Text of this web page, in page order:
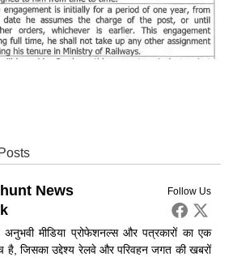
Follow Us
News
मीडिया प्रोफेशनल्स और पत्रकारों का एक
है, जिसका उद्देश्य रेलवे और परिवहन जगत की खबरों